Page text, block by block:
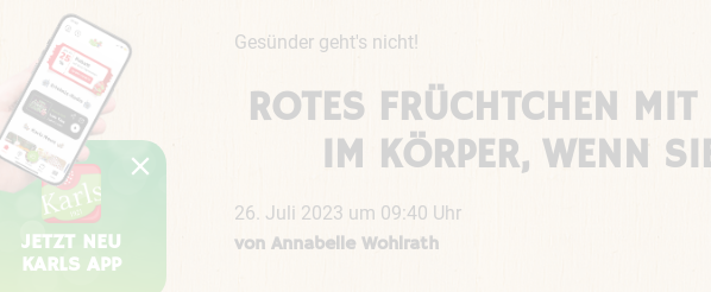
Gesünder geht's nicht!
ROTES FRÜCHTCHEN
M KÖRPER, WENN
26. Juli 2023 um 09:40 Uhr
von Annabelle Wohlrath
JETZT NEU
KARLS APP